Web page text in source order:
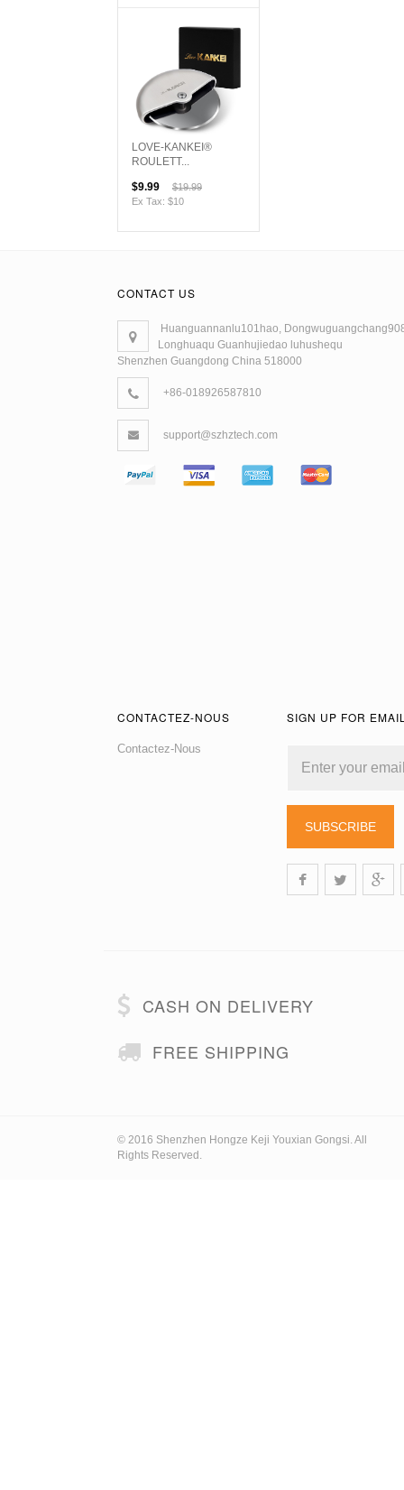
LOVE-KANKEI®
ROULETT...
$9.99
$19.99
Ex Tax: $10
CONTACT US
Huanguannanlu101hao,
Longhuaqu Guanhujiedao luhushequ
Shenzhen Guangdong China 518000
+86-018926587810
support@szhztech.com
CONTACTEZ-NOUS
Contactez-Nous
SIGN UP FOR
SUBSCRIBE
CASH ON DELIVERY
FREE SHIPPING
© 2016 Shenzhen Hongze Keji Youxian Gongsi. All
Rights Reserved.